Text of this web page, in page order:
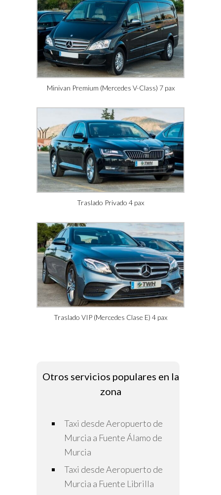
Minivan Premium (Mercedes V-Class) 7 pax
Traslado Privado 4 pax
Traslado VIP (Mercedes Clase E) 4 pax
Otros servicios populares en la
zona
Taxi desde Aeropuerto de
Murcia a Fuente Álamo de
Murcia
Taxi desde Aeropuerto de
Murcia a Fuente Librilla